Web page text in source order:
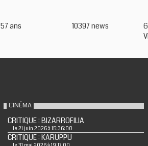
57 ans 10397 news
CINÉMA
CRITIQUE : BIZARROFILIA
le 21 juin 2026 à 15:36:00
CRITIQUE : KARUPPU